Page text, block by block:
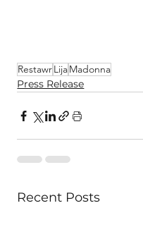
RestawrLijaMadonna
Press Release
Recent Posts